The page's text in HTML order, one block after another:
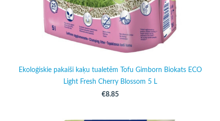
Ekoloģiskie pakaiši kaķu tualetēm Tofu Gimborn Biokats ECO
Light Fresh Cherry Blossom 5 L
€8.85